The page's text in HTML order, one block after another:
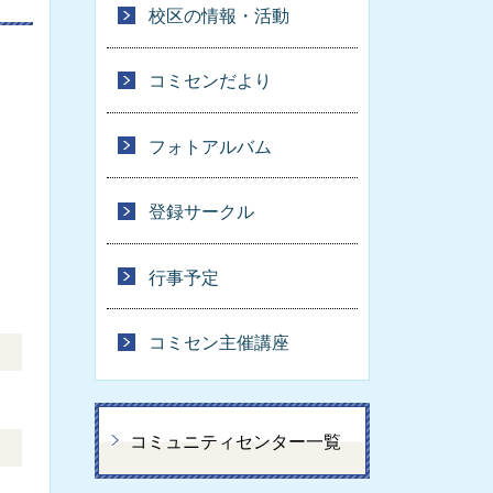
校区の情報・活動
コミセンだより
フォトアルバム
登録サークル
行事予定
コミセン主催講座
コミュニティセンター一覧